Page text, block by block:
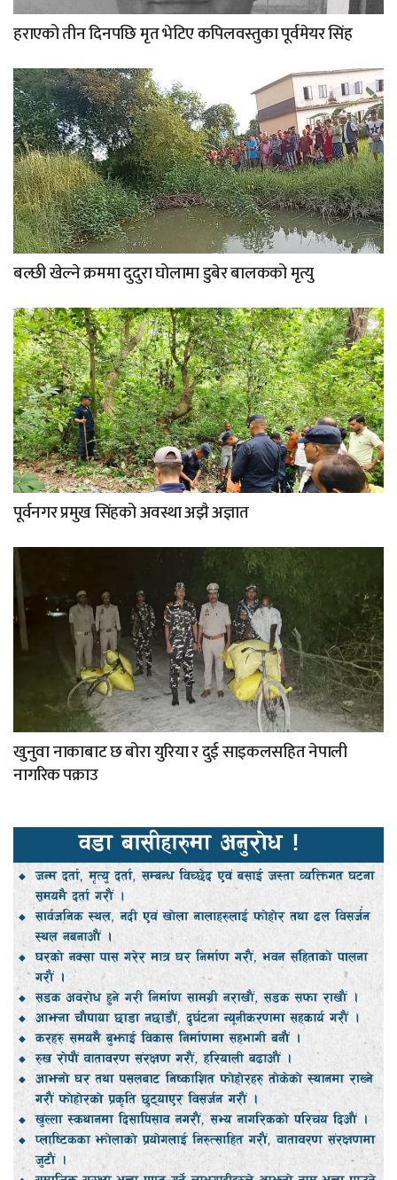
हराएको तीन दिनपछि मृत भेटिए कपिलवस्तुका पूर्वमेयर सिंह
बल्छी खेल्ने क्रममा दुदुरा घोलामा डुबेर बालकको मृत्यु
पूर्वनगर प्रमुख सिंहको अवस्था अझै अज्ञात
खुनुवा नाकाबाट छ बोरा युरिया र दुई साइकलसहित नेपाली
नागरिक पक्राउ